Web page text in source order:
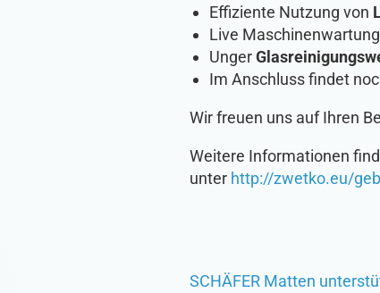
Effiziente Nutzung von
Live
Unger
Im Anschluss findet
Wir freuen uns auf Ihren
Weitere Informationen
unter http://zwetko.eu/
SCHÄFER Matten